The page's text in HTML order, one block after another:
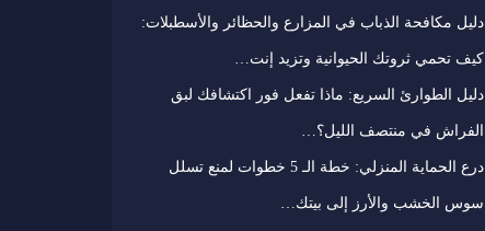
دليل مكافحة الذباب في المزارع والحظائر والأسطبلات:
كيف تحمي ثروتك الحيوانية وتزيد إنت…
دليل الطوارئ السريع: ماذا تفعل فور اكتشافك لبق
الفراش في منتصف الليل؟…
درع الحماية المنزلي: خطة الـ 5 خطوات لمنع تسلل
سوس الخشب والأرز إلى بيتك…